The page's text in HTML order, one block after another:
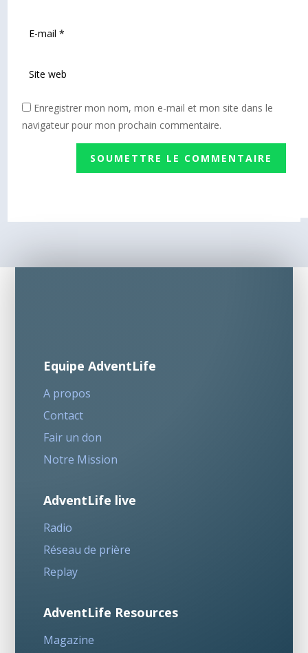
Enregistrer mon nom, mon e-mail et mon site dans le
navigateur pour mon prochain commentaire.
SOUMETTRE LE COMMENTAIRE
Equipe AdventLife
A propos
Contact
Fair un don
Notre Mission
AdventLife live
Radio
Réseau de prière
Replay
AdventLife Resources
Magazine